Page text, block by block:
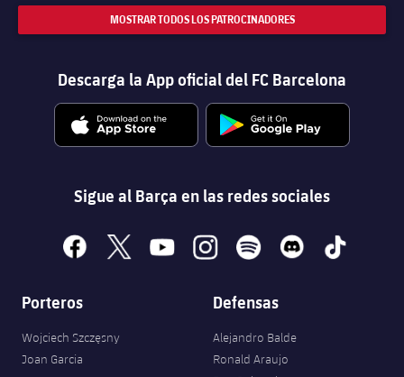
MOSTRAR TODOS LOS PATROCINADORES
Descarga la App oficial del FC Barcelona
Sigue al Barça en las redes sociales
facebook
x youtubeinstagramspotify discord tiktok
Porteros
Wojciech Szczęsny
Joan Garcia
Defensas
Alejandro Balde
Ronald Araujo